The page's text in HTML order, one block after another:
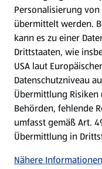
Meine Meinung. Mein
(öffnet in einem
Folge uns hier:
Jetzt die HOFER App
Personalisierung
übermittelt werden.
kann es zu einer
Drittstaaten, wie
USA laut
Datenschutzniveau
Übermittlung Risiken
Behörden, fehlende
umfasst gemäß Art.
Übermittlung in
Nähere